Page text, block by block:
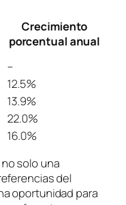
Crecimiento
porcentual anual
–
12.5%
13.9%
22.0%
16.0%
solo una
del
oportunidad para